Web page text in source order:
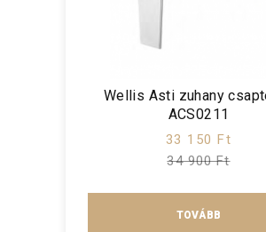
Wellis Asti zuhany
ACS0211
33 150 Ft
34 900 Ft
TOVÁBB